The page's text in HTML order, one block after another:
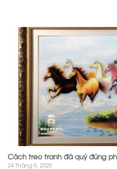
Cách treo tranh đá quý đúng
24 Tháng 9, 2020